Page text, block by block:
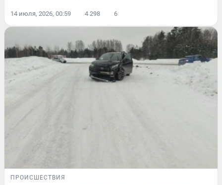
14 июля, 2026, 00:59 4 298 6
ПРОИСШЕСТВИЯ